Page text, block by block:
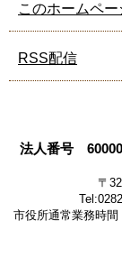
このホームペ
RSS配信
法人番号
〒
市役所通常業務時